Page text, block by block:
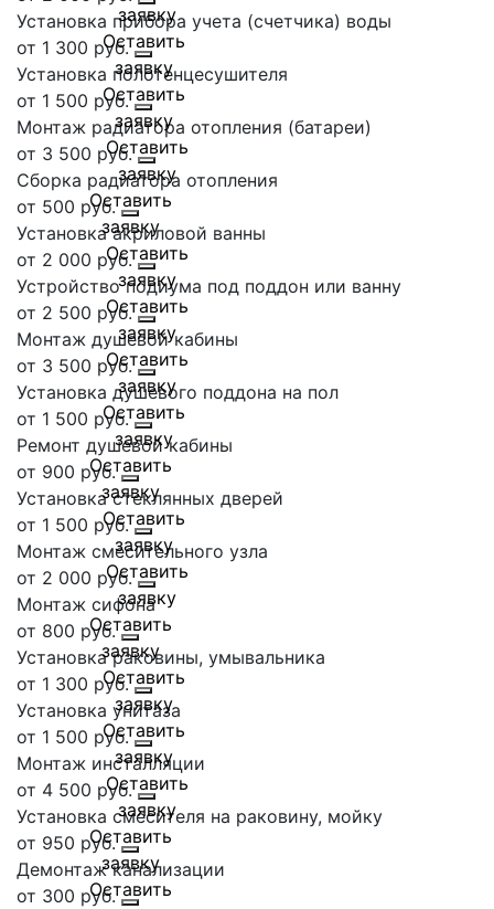
Установка прибора учета (счетчика) воды
от 1 300 руб.
Установка полотенцесушителя
от 1 500 руб.
Монтаж радиатора отопления (батареи)
от 3 500 руб.
Сборка радиатора отопления
от 500 руб.
Установка акриловой ванны
от 2 000 руб.
Устройство подиума под поддон или ванну
от 2 500 руб.
Монтаж душевой кабины
от 3 500 руб.
Установка душевого поддона на пол
от 1 500 руб.
Ремонт душевой кабины
от 900 руб.
Установка стеклянных дверей
от 1 500 руб.
Монтаж смесительного узла
от 2 000 руб.
Монтаж сифона
от 800 руб.
Установка раковины, умывальника
от 1 300 руб.
Установка унитаза
от 1 500 руб.
Монтаж инсталляции
от 4 500 руб.
Установка смесителя на раковину, мойку
от 950 руб.
Демонтаж канализации
от 300 руб.